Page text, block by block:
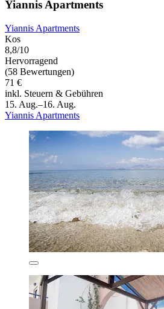
Yiannis Apartments
Yiannis Apartments
Kos
8,8/10
Hervorragend
(58 Bewertungen)
71 €
inkl. Steuern & Gebühren
15. Aug.–16. Aug.
Yiannis Apartments